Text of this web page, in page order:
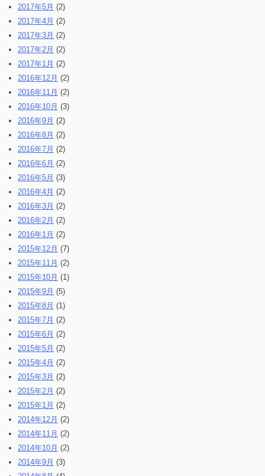
2017年5月 (2)
2017年4月 (2)
2017年3月 (2)
2017年2月 (2)
2017年1月 (2)
2016年12月 (2)
2016年11月 (2)
2016年10月 (3)
2016年9月 (2)
2016年8月 (2)
2016年7月 (2)
2016年6月 (2)
2016年5月 (3)
2016年4月 (2)
2016年3月 (2)
2016年2月 (2)
2016年1月 (2)
2015年12月 (7)
2015年11月 (2)
2015年10月 (1)
2015年9月 (5)
2015年8月 (1)
2015年7月 (2)
2015年6月 (2)
2015年5月 (2)
2015年4月 (2)
2015年3月 (2)
2015年2月 (2)
2015年1月 (2)
2014年12月 (2)
2014年11月 (2)
2014年10月 (2)
2014年9月 (3)